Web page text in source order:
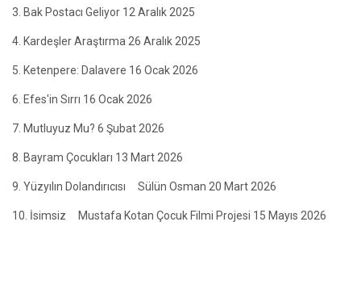
3. Bak Postacı Geliyor 12 Aralık 2025
4. Kardeşler Araştırma 26 Aralık 2025
5. Ketenpere: Dalavere 16 Ocak 2026
6. Efes'in Sırrı 16 Ocak 2026
7. Mutluyuz Mu? 6 Şubat 2026
8. Bayram Çocukları 13 Mart 2026
9. Yüzyılın Dolandırıcısı Sülün Osman 20 Mart 2026
10. İsimsiz Mustafa Kotan Çocuk Filmi Projesi 15 Mayıs 2026